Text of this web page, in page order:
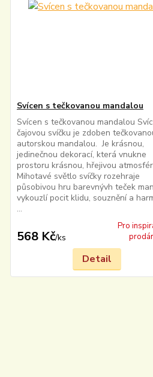
Svícen s tečkovanou mandalou
Svícen s tečkovanou mandalou
čajovou svíčku je zdoben
autorskou mandalou. Je krásnou,
jedinečnou dekorací, která vnukne
prostoru krásnou, hřejivou
Mihotavé světlo svíčky rozehraje
působivou hru barevnývh teček
vykouzlí pocit klidu, souznění a
...
568 Kč/ks
Pro
Detail